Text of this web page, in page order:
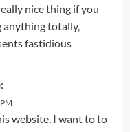
nice thing if you
anything totally,
fastidious
website. I want to to